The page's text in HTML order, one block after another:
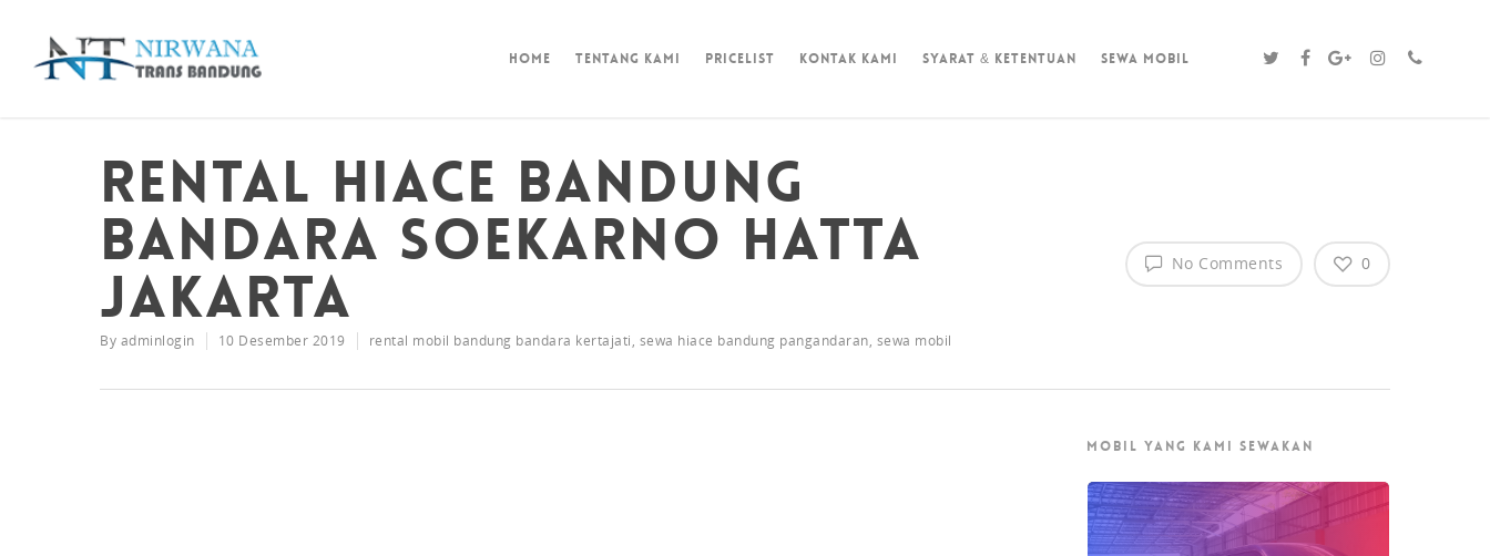
Home Tentang Kami Pricelist Kontak Kami Syarat & Ketentuan sewa mobil
Rental Hiace Bandung
Bandara Soekarno Hatta
Jakarta
By adminlogin 10 Desember 2019 rental mobil bandung bandara kertajati, sewa hiace bandung pangandaran, sewa mobil
No Comments 0
MOBIL YANG KAMI SEWAKAN